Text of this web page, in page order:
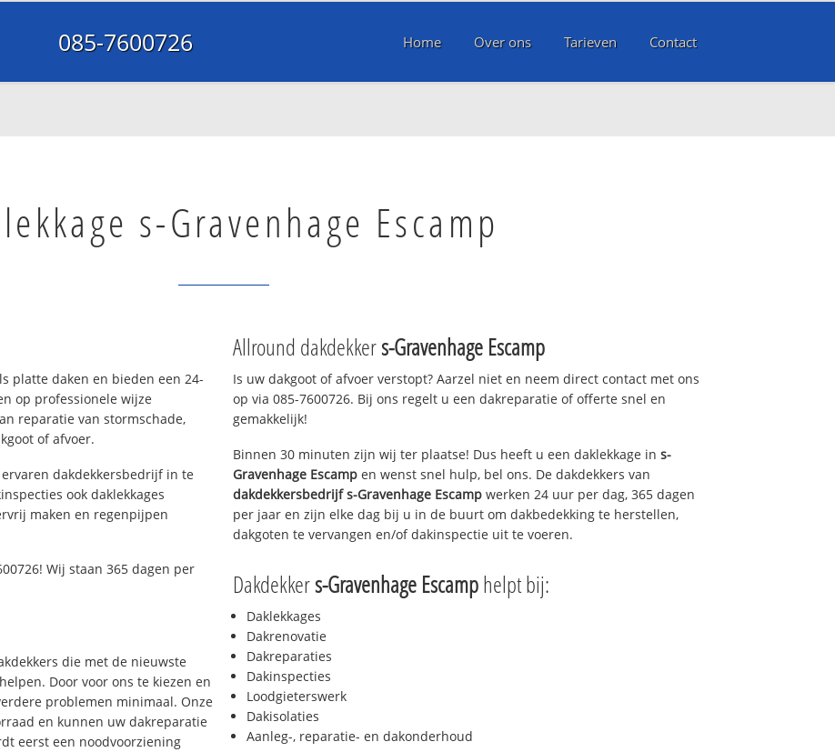
085-7600726 Home Over ons Tarieven Contact
s-Gravenhage Escamp
platte daken en bieden een 24-
op professionele wijze
reparatie van stormschade,
of afvoer.
dakdekkersbedrijf in te
ook daklekkages
maken en regenpijpen
Wij staan 365 dagen per
die met de nieuwste
Door voor ons te kiezen en
problemen minimaal. Onze
en kunnen uw dakreparatie
eerst een noodvoorziening
Allround dakdekkers-Gravenhage Escamp
Is uw dakgoot of afvoer verstopt? Aarzel niet en neem direct contact met ons
op via 085-7600726. Bij ons regelt u een dakreparatie of offerte snel en
gemakkelijk!
Binnen 30 minuten zijn wij ter plaatse! Dus heeft u een daklekkage in s-
Gravenhage Escamp en wenst snel hulp, bel ons. De dakdekkers van
dakdekkersbedrijfs-Gravenhage Escamp werken 24 uur per dag, 365 dagen
per jaar en zijn elke dag bij u in de buurt om dakbedekking te herstellen,
dakgoten te vervangen en/of dakinspectie uit te voeren.
Dakdekkers-Gravenhage Escamphelpt bij:
Daklekkages
Dakrenovatie
Dakreparaties
Dakinspecties
Loodgieterswerk
Dakisolaties
Aanleg-, reparatie- en dakonderhoud